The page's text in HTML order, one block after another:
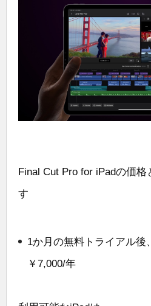
Final Cut Pro for iPadの価
す
1か月の無料トライアル後
￥7,000/年